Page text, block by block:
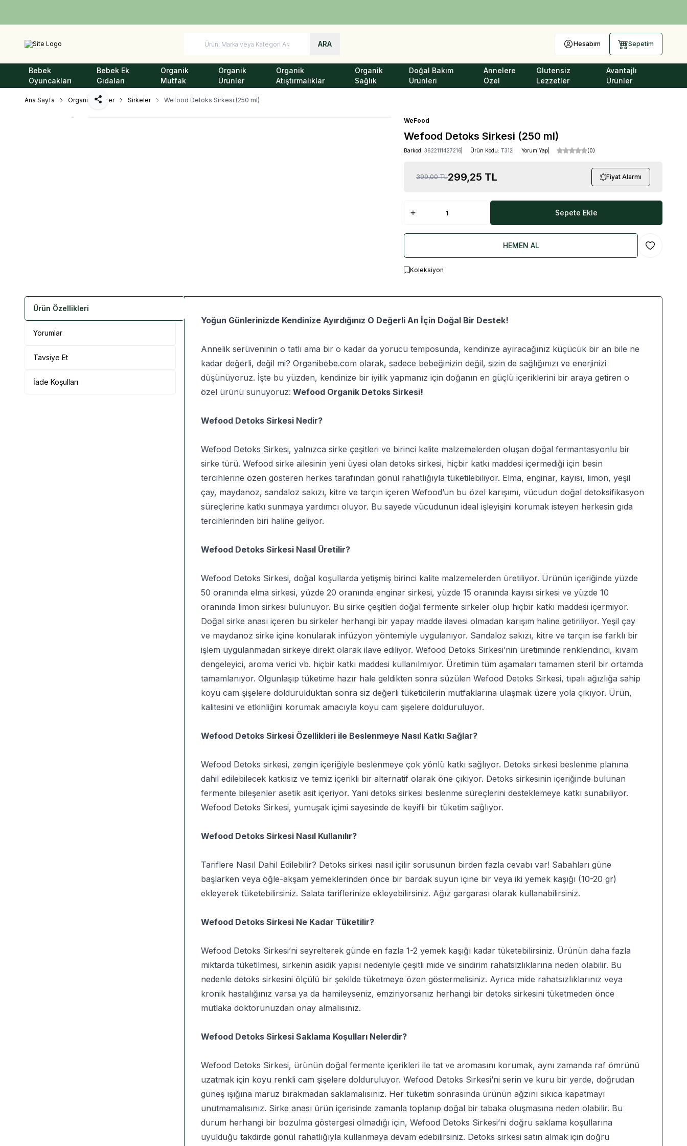
ARA Hesabım Sepetim
Bebek
Oyuncakları
Bebek Ek
Gıdaları
Organik
Mutfak
Organik
Ürünler
Organik
Atıştırmalıklar
Organik
Sağlık
Doğal Bakım
Ürünleri
Annelere
Özel
Glutensiz
Lezzetler
Avantajlı
Ürünler
Ana Sayfa Organik Ürünler Sirkeler Wefood Detoks Sirkesi (250 ml)
Paylaş
WeFood
Wefood Detoks Sirkesi (250 ml)
Barkod: 3622111427216 Ürün Kodu: T312 Yorum Yap (0)
399,00TL299,25 TL Fiyat Alarmı
Sepete Ekle
HEMEN AL Favoriye
Koleksiyon
Ürün Özellikleri
Yorumlar
Tavsiye Et
İade Koşulları
Yoğun Günlerinizde Kendinize Ayırdığınız O Değerli An İçin Doğal Bir Destek!
Annelik serüveninin o tatlı ama bir o kadar da yorucu temposunda, kendinize ayıracağınız küçücük bir an bile ne
kadar değerli, değil mi? Organibebe.com olarak, sadece bebeğinizin değil, sizin de sağlığınızı ve enerjinizi
düşünüyoruz. İşte bu yüzden, kendinize bir iyilik yapmanız için doğanın en güçlü içeriklerini bir araya getiren o
özel ürünü sunuyoruz: Wefood Organik Detoks Sirkesi!
Wefood Detoks Sirkesi Nedir?
Wefood Detoks Sirkesi, yalnızca sirke çeşitleri ve birinci kalite malzemelerden oluşan doğal fermantasyonlu bir
sirke türü. Wefood sirke ailesinin yeni üyesi olan detoks sirkesi, hiçbir katkı maddesi içermediği için besin
tercihlerine özen gösteren herkes tarafından gönül rahatlığıyla tüketilebiliyor. Elma, enginar, kayısı, limon, yeşil
çay, maydanoz, sandaloz sakızı, kitre ve tarçın içeren Wefood’un bu özel karışımı, vücudun doğal detoksifikasyon
süreçlerine katkı sunmaya yardımcı oluyor. Bu sayede vücudunun ideal işleyişini korumak isteyen herkesin gıda
tercihlerinden biri haline geliyor.
Wefood Detoks Sirkesi Nasıl Üretilir?
Wefood Detoks Sirkesi, doğal koşullarda yetişmiş birinci kalite malzemelerden üretiliyor. Ürünün içeriğinde yüzde
50 oranında elma sirkesi, yüzde 20 oranında enginar sirkesi, yüzde 15 oranında kayısı sirkesi ve yüzde 10
oranında limon sirkesi bulunuyor. Bu sirke çeşitleri doğal fermente sirkeler olup hiçbir katkı maddesi içermiyor.
Doğal sirke anası içeren bu sirkeler herhangi bir yapay madde ilavesi olmadan karışım haline getiriliyor. Yeşil çay
ve maydanoz sirke içine konularak infüzyon yöntemiyle uygulanıyor. Sandaloz sakızı, kitre ve tarçın ise farklı bir
işlem uygulanmadan sirkeye direkt olarak ilave ediliyor. Wefood Detoks Sirkesi’nin üretiminde renklendirici, kıvam
dengeleyici, aroma verici vb. hiçbir katkı maddesi kullanılmıyor. Üretimin tüm aşamaları tamamen steril bir ortamda
tamamlanıyor. Olgunlaşıp tüketime hazır hale geldikten sonra süzülen Wefood Detoks Sirkesi, tıpalı ağızlığa sahip
koyu cam şişelere doldurulduktan sonra siz değerli tüketicilerin mutfaklarına ulaşmak üzere yola çıkıyor. Ürün,
kalitesini ve etkinliğini korumak amacıyla koyu cam şişelere dolduruluyor.
Wefood Detoks Sirkesi Özellikleri ile Beslenmeye Nasıl Katkı Sağlar?
Wefood Detoks sirkesi, zengin içeriğiyle beslenmeye çok yönlü katkı sağlıyor. Detoks sirkesi beslenme planına
dahil edilebilecek katkısız ve temiz içerikli bir alternatif olarak öne çıkıyor. Detoks sirkesinin içeriğinde bulunan
fermente bileşenler asetik asit içeriyor. Yani detoks sirkesi beslenme süreçlerini desteklemeye katkı sunabiliyor.
Wefood Detoks Sirkesi, yumuşak içimi sayesinde de keyifli bir tüketim sağlıyor.
Wefood Detoks Sirkesi Nasıl Kullanılır?
Tariflere Nasıl Dahil Edilebilir? Detoks sirkesi nasıl içilir sorusunun birden fazla cevabı var! Sabahları güne
başlarken veya öğle-akşam yemeklerinden önce bir bardak suyun içine bir veya iki yemek kaşığı (10-20 gr)
ekleyerek tüketebilirsiniz. Salata tariflerinize ekleyebilirsiniz. Ağız gargarası olarak kullanabilirsiniz.
Wefood Detoks Sirkesi Ne Kadar Tüketilir?
Wefood Detoks Sirkesi’ni seyrelterek günde en fazla 1-2 yemek kaşığı kadar tüketebilirsiniz. Ürünün daha fazla
miktarda tüketilmesi, sirkenin asidik yapısı nedeniyle çeşitli mide ve sindirim rahatsızlıklarına neden olabilir. Bu
nedenle detoks sirkesini ölçülü bir şekilde tüketmeye özen göstermelisiniz. Ayrıca mide rahatsızlıklarınız veya
kronik hastalığınız varsa ya da hamileyseniz, emziriyorsanız herhangi bir detoks sirkesini tüketmeden önce
mutlaka doktorunuzdan onay almalısınız.
Wefood Detoks Sirkesi Saklama Koşulları Nelerdir?
Wefood Detoks Sirkesi, ürünün doğal fermente içerikleri ile tat ve aromasını korumak, aynı zamanda raf ömrünü
uzatmak için koyu renkli cam şişelere dolduruluyor. Wefood Detoks Sirkesi’ni serin ve kuru bir yerde, doğrudan
güneş ışığına maruz bırakmadan saklamalısınız. Her tüketim sonrasında ürünün ağzını sıkıca kapatmayı
unutmamalısınız. Sirke anası ürün içerisinde zamanla toplanıp doğal bir tabaka oluşmasına neden olabilir. Bu
durum herhangi bir bozulma göstergesi olmadığı için, Wefood Detoks Sirkesi’ni doğru saklama koşullarına
uyulduğu takdirde gönül rahatlığıyla kullanmaya devam edebilirsiniz. Detoks sirkesi satın almak için doğru